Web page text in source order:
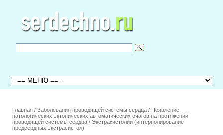
Главная / Заболевания проводящей системы сердца / Появление
патологических эктопических автоматических очагов на протяжении
проводящей системы сердца / Экстрасистолии (интерполирование
предсердных экстрасистол)